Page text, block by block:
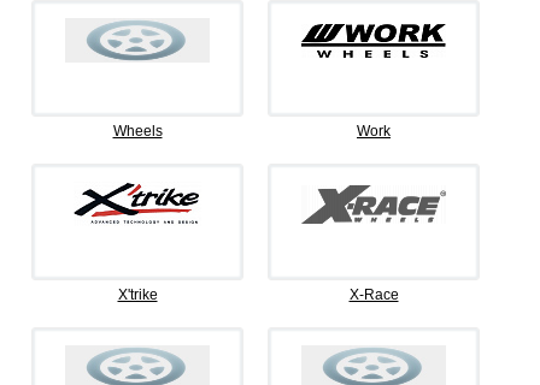
Wheels Work
X'trike X-Race